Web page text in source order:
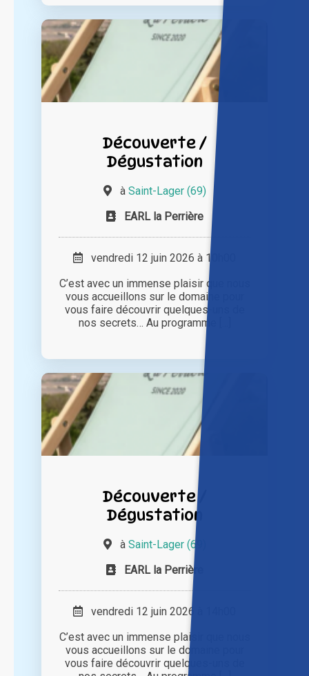
Découverte /
Dégustation
à Saint-Lager (69)
EARL la Perrière
vendredi 12 juin 2026 à 10h00
C’est avec un immense plaisir que nous
vous accueillons sur le domaine pour
vous faire découvrir quelques-uns de
nos secrets… Au programme [...]
Découverte /
Dégustation
à Saint-Lager (69)
EARL la Perrière
vendredi 12 juin 2026 à 14h00
C’est avec un immense plaisir que nous
vous accueillons sur le domaine pour
vous faire découvrir quelques-uns de